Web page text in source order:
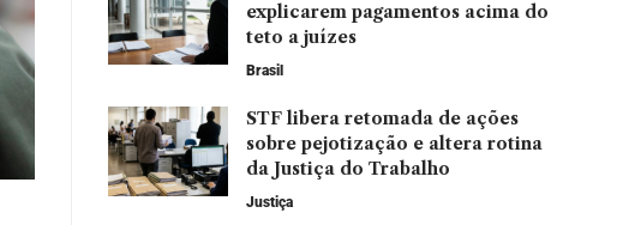
explicarem pagamentos acima do
teto a juízes
Brasil
STF libera retomada de ações
sobre pejotização e altera rotina
da Justiça do Trabalho
Justiça